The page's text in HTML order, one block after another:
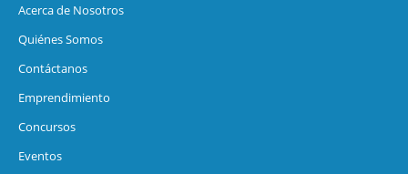
Acerca de Nosotros
Quiénes Somos
Contáctanos
Emprendimiento
Concursos
Eventos